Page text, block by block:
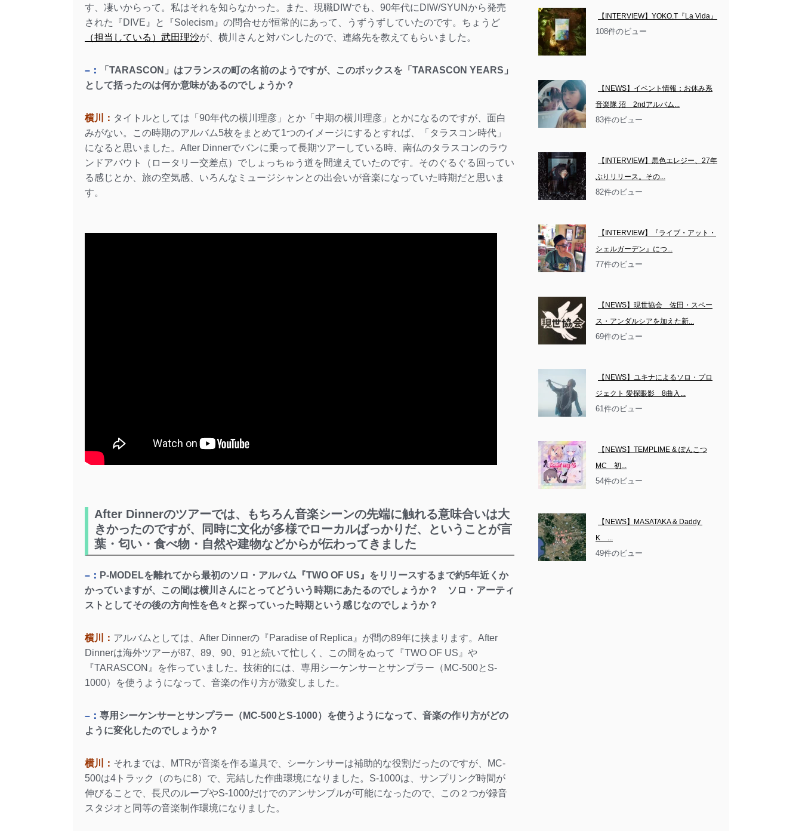
す、凄いからって。私はそれを知らなかった。また、現職DIWでも、90年代にDIW/SYUNから発売
された『DIVE』と『Solecism』の問合せが恒常的にあって、うずうずしていたのです。ちょうど
（担当している）武田理沙が、横川さんと対バンしたので、連絡先を教えてもらいました。
–：
「TARASCON」はフランスの町の名前のようですが、このボックスを「TARASCON YEARS」
として括ったのは何か意味があるのでしょうか？
横川： タイトルとしては「90年代の横川理彦」とか「中期の横川理彦」とかになるのですが、面白
みがない。この時期のアルバム5枚をまとめて1つのイメージにするとすれば、「タラスコン時代」
になると思いました。After Dinnerでバンに乗って長期ツアーしている時、南仏のタラスコンのラウ
ンドアバウト（ロータリー交差点）でしょっちゅう道を間違えていたのです。そのぐるぐる回ってい
る感じとか、旅の空気感、いろんなミュージシャンとの出会いが音楽になっていた時期だと思いま
す。
After Dinnerのツアーでは、もちろん音楽シーンの先端に触れる意味合いは大
きかったのですが、同時に文化が多様でローカルばっかりだ、ということが言
葉・匂い・食べ物・自然や建物などからが伝わってきました
–： P-MODELを離れてから最初のソロ・アルバム『TWO OF US』をリリースするまで約5年近くか
かっていますが、この間は横川さんにとってどういう時期にあたるのでしょうか？ ソロ・アーティ
ストとしてその後の方向性を色々と探っていった時期という感じなのでしょうか？
横川： アルバムとしては、After Dinnerの『Paradise of Replica』が間の89年に挟まります。After
Dinnerは海外ツアーが87、89、90、91と続いて忙しく、この間をぬって『TWO OF US』や
『TARASCON』を作っていました。技術的には、専用シーケンサーとサンプラー（MC-500とS-
1000）を使うようになって、音楽の作り方が激変しました。
–： 専用シーケンサーとサンプラー（MC-500とS-1000）を使うようになって、音楽の作り方がどの
ように変化したのでしょうか？
横川： それまでは、MTRが音楽を作る道具で、シーケンサーは補助的な役割だったのですが、MC-
500は4トラック（のちに8）で、完結した作曲環境になりました。S-1000は、サンプリング時間が
伸びることで、長尺のループやS-1000だけでのアンサンブルが可能になったので、この２つが録音
スタジオと同等の音楽制作環境になりました。
【INTERVIEW】YOKO.T『La Vida』
108件のビュー
【NEWS】イベント情報：お休み系
音楽隊 沼　2ndアルバム...
83件のビュー
【INTERVIEW】黒色エレジー、27年
ぶりリリース。その...
82件のビュー
【INTERVIEW】『ライブ・アット・
シェルガーデン』につ...
77件のビュー
【NEWS】現世協会　佐田・スペー
ス・アンダルシアを加えた新...
69件のビュー
【NEWS】ユキナによるソロ・プロ
ジェクト 愛探眼影　8曲入...
61件のビュー
【NEWS】TEMPLIME & ぽんこつ
MC　初...
54件のビュー
【NEWS】MASATAKA & Daddy
K　...
49件のビュー